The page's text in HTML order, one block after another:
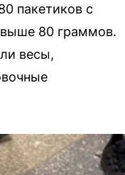
пакетиков с
80 граммов.
весы,